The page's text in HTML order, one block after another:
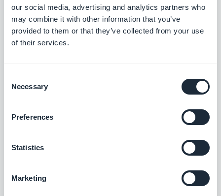
our social media, advertising and analytics partners who
may combine it with other information that you’ve
provided to them or that they’ve collected from your use
of their services.
Selection
Necessary
Preferences
Statistics
Marketing
Facilitez l'expérience d'achat de vos clients
et permettez-leur de payer en dehors de
l'application pour atteindre une audience
plus large
Gratuit
Simplifiez votre processus de checkout et
optimisez vos ventes en supprimant les